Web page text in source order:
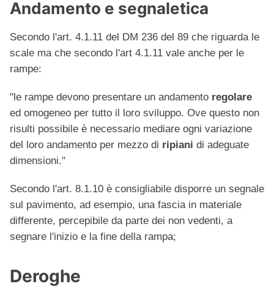
Andamento e segnaletica
Secondo l'art. 4.1.11 del DM 236 del 89 che riguarda le
scale ma che secondo l'art 4.1.11 vale anche per le
rampe:
"le rampe devono presentare un andamento regolare
ed omogeneo per tutto il loro sviluppo. Ove questo non
risulti possibile è necessario mediare ogni variazione
del loro andamento per mezzo di ripiani di adeguate
dimensioni."
Secondo l'art. 8.1.10 è consigliabile disporre un segnale
sul pavimento, ad esempio, una fascia in materiale
differente, percepibile da parte dei non vedenti, a
segnare l'inizio e la fine della rampa;
Deroghe